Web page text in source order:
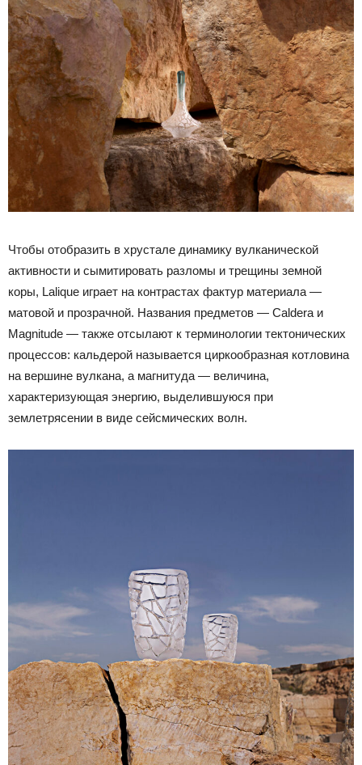
Чтобы отобразить в хрустале динамику вулканической
активности и сымитировать разломы и трещины земной
коры, Lalique играет на контрастах фактур материала —
матовой и прозрачной. Названия предметов — Caldera и
Magnitude — также отсылают к терминологии тектонических
процессов: кальдерой называется циркообразная котловина
на вершине вулкана, а магнитуда — величина,
характеризующая энергию, выделившуюся при
землетрясении в виде сейсмических волн.